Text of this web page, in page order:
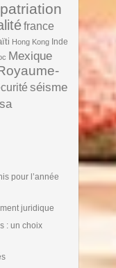
france
Hong Kong Inde
Mexique
séisme
pour l’année
juridique
: un choix